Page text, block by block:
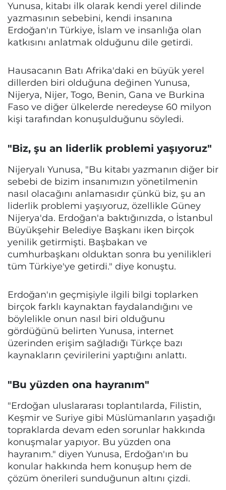
Yunusa, kitabı ilk olarak kendi yerel dilinde
yazmasının sebebini, kendi insanına
Erdoğan'ın Türkiye, İslam ve insanlığa olan
katkısını anlatmak olduğunu dile getirdi.
Hausacanın Batı Afrika'daki en büyük yerel
dillerden biri olduğuna değinen Yunusa,
Nijerya, Nijer, Togo, Benin, Gana ve Burkina
Faso ve diğer ülkelerde neredeyse 60 milyon
kişi tarafından konuşulduğunu söyledi.
"Biz, şu an liderlik problemi yaşıyoruz"
Nijeryalı Yunusa, "Bu kitabı yazmanın diğer bir
sebebi de bizim insanımızın yönetilmenin
nasıl olacağını anlamasıdır çünkü biz, şu an
liderlik problemi yaşıyoruz, özellikle Güney
Nijerya'da. Erdoğan'a baktığınızda, o İstanbul
Büyükşehir Belediye Başkanı iken birçok
yenilik getirmişti. Başbakan ve
cumhurbaşkanı olduktan sonra bu yenilikleri
tüm Türkiye'ye getirdi." diye konuştu.
Erdoğan'ın geçmişiyle ilgili bilgi toplarken
birçok farklı kaynaktan faydalandığını ve
böylelikle onun nasıl biri olduğunu
gördüğünü belirten Yunusa, internet
üzerinden erişim sağladığı Türkçe bazı
kaynakların çevirilerini yaptığını anlattı.
"Bu yüzden ona hayranım"
"Erdoğan uluslararası toplantılarda, Filistin,
Keşmir ve Suriye gibi Müslümanların yaşadığı
topraklarda devam eden sorunlar hakkında
konuşmalar yapıyor. Bu yüzden ona
hayranım." diyen Yunusa, Erdoğan'ın bu
konular hakkında hem konuşup hem de
çözüm önerileri sunduğunun altını çizdi.